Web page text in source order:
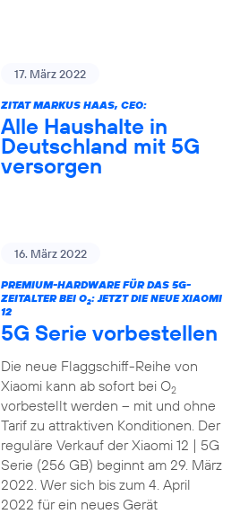
17. März 2022
ZITAT MARKUS HAAS, CEO:
Alle Haushalte in
Deutschland mit 5G
versorgen
16. März 2022
PREMIUM-HARDWARE FÜR DAS 5G-
ZEITALTER BEI O2: JETZT DIE NEUE XIAOMI
12
5G Serie vorbestellen
Die neue Flaggschiff-Reihe von
Xiaomi kann ab sofort bei O2
vorbestellt werden – mit und ohne
Tarif zu attraktiven Konditionen. Der
reguläre Verkauf der Xiaomi 12 | 5G
Serie (256 GB) beginnt am 29. März
2022. Wer sich bis zum 4. April
2022 für ein neues Gerät